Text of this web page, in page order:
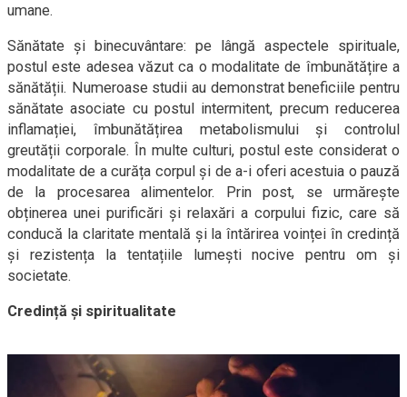
umane.
Sănătate și binecuvântare: pe lângă aspectele spirituale,
postul este adesea văzut ca o modalitate de îmbunătățire a
sănătății. Numeroase studii au demonstrat beneficiile pentru
sănătate asociate cu postul intermitent, precum reducerea
inflamației, îmbunătățirea metabolismului și controlul
greutății corporale. În multe culturi, postul este considerat o
modalitate de a curăța corpul și de a-i oferi acestuia o pauză
de la procesarea alimentelor. Prin post, se urmărește
obținerea unei purificări și relaxări a corpului fizic, care să
conducă la claritate mentală și la întărirea voinței în credință
și rezistența la tentațiile lumești nocive pentru om și
societate.
Credință și spiritualitate